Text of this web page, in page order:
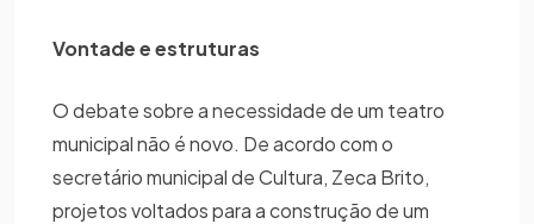
Vontade e estruturas
O debate sobre a necessidade de um teatro
municipal não é novo. De acordo com o
secretário municipal de Cultura, Zeca Brito,
projetos voltados para a construção de um